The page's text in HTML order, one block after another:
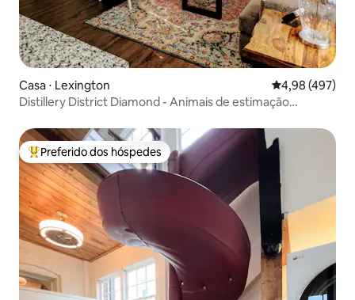
Casa ⋅ Lexington 4,98 de uma
4,98 (497)
Distillery District Diamond - Animais de estimação
Entre os melhores preferidos dos hóspedes
Preferido dos hóspedes